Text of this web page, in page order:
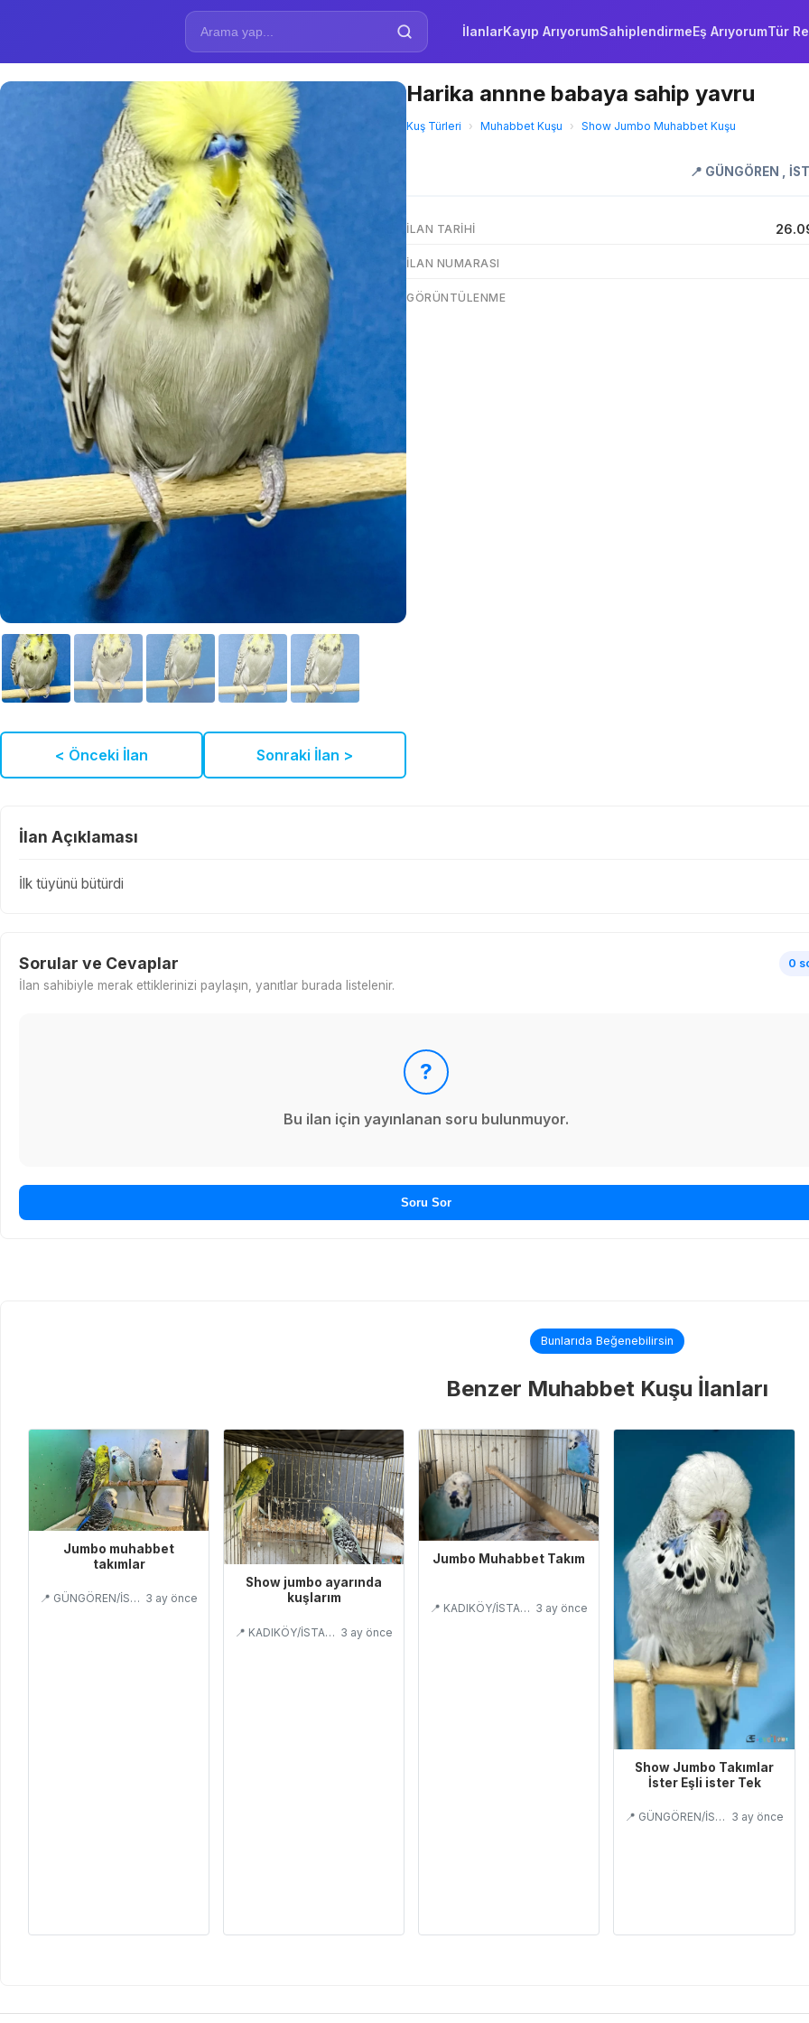
İlanlarKayıp ArıyorumSahiplendirmeEş ArıyorumTür
< Önceki İlan Sonraki İlan >
Harika annne babaya sahip yavru
Kuş Türleri › Muhabbet Kuşu › Show Jumbo Muhabbet Kuşu
📍 GÜNGÖREN
İLAN TARIHI
İLAN NUMARASI
GÖRÜNTÜLENME
İlan Açıklaması
İlk tüyünü bütürdi
Sorular ve Cevaplar 0
İlan sahibiyle merak ettiklerinizi paylaşın, yanıtlar burada listelenir.
?
Bu ilan için yayınlanan soru bulunmuyor.
Soru Sor
Bunlarıda Beğenebilirsin
Benzer Muhabbet Kuşu İlanları
Jumbo muhabbet
takımlar
📍 GÜNGÖREN/İSTANBUL 3 ay önce
Show jumbo ayarında
kuşlarım
📍 KADIKÖY/İSTANBUL 3 ay önce
Jumbo Muhabbet Takım
📍 KADIKÖY/İSTANBUL 3 ay önce
Show Jumbo Takımlar
İster Eşli ister Tek
📍 GÜNGÖREN/İSTANBUL 3 ay önce